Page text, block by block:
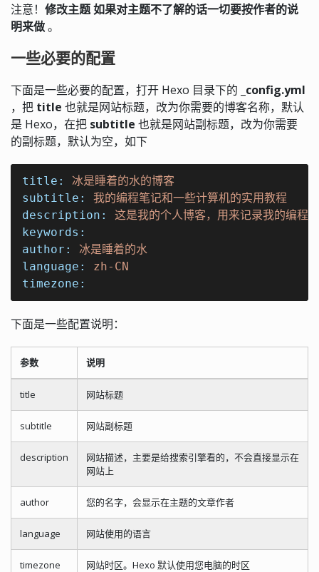
注意！ 修改主题 如果对主题不了解的话一切要按作者的说
明来做。
一些必要的配置
下面是一些必要的配置，打开 Hexo 目录下的 _config.yml
，把 title 也就是网站标题，改为你需要的博客名称，默认
是 Hexo，在把 subtitle 也就是网站副标题，改为你需要
的副标题，默认为空，如下
title:
冰是睡着的水的博客
subtitle:
我的编程笔记和一些计算机的实用教程
description:
这是我的个人博客，用来记录我的编程
keywords:
author:
冰是睡着的水
language:
zh-CN
timezone:
下面是一些配置说明：
参数 说明
title 网站标题
subtitle 网站副标题
description
网站描述，主要是给搜索引擎看的，不会直接显示在
网站上
author 您的名字，会显示在主题的文章作者
language 网站使用的语言
timezone 网站时区。Hexo 默认使用您电脑的时区